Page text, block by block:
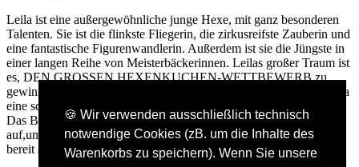
🍪 Wir verwenden ausschließlich technisch
notwendige Cookies (zB. um die Inhalte des
Warenkorbs zu speichern). Wenn Sie unsere
Leila ist eine außergewöhnliche junge Hexe, mit ganz besonderen
Talenten. Sie ist die flinkste Fliegerin, die zirkusreifste Zauberin und
eine fantastische Figurenwandlerin. Außerdem ist sie die Jüngste in
einer langen Reihe von Meisterbäckerinnen. Leilas großer Traum ist
es, DEN GROSSEN HEXENKUCHEN-WETTBEWERB zu
gewinnen. Aber selbst mit den zauberhaftesten Rezepten muss Leila
eine schreckliche Wahrheit sehr zu ihrer Überraschung erkennen:
Das Backen ist gar nicht so einfach. Natürlich gibt Leila nicht
auf,und zum Glück hat sie drei magische Schwestern, die immer
bereit sind, ihr zu helfen!